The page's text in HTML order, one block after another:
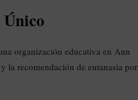
Único
organización educativa en Ann
la recomendación de eutanasia por